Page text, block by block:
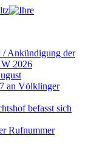
/ Ankündigung der
2026
an Völklinger
befasst sich
Rufnummer